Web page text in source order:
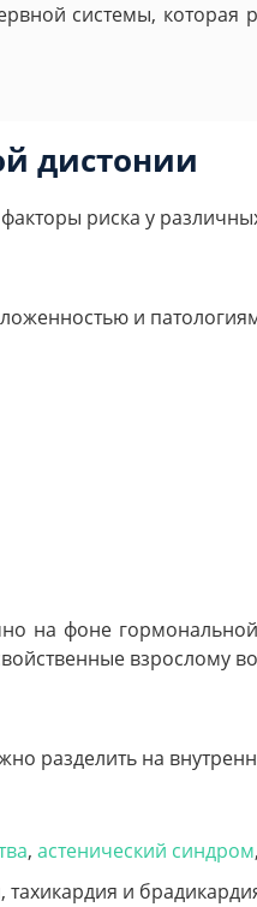
системы,
дистонии
риска у
и
на фоне
взрослому
разделить на
, астенический синдром
и